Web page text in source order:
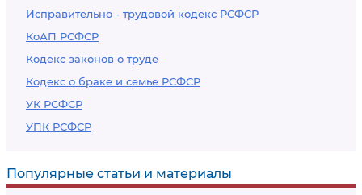
Исправительно - трудовой кодекс РСФСР
КоАП РСФСР
Кодекс законов о труде
Кодекс о браке и семье РСФСР
УК РСФСР
УПК РСФСР
Популярные статьи и материалы